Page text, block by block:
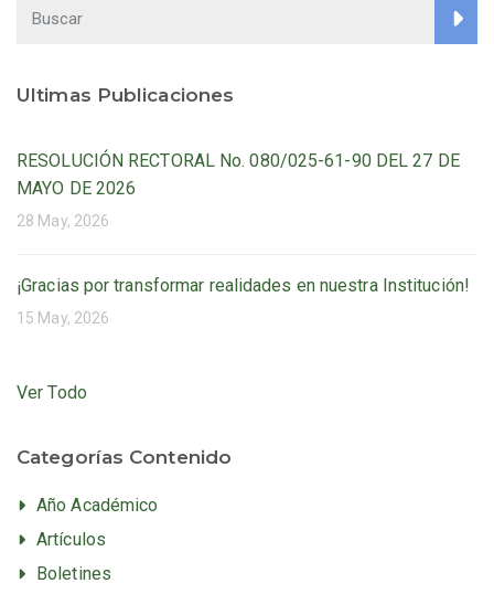
Ultimas Publicaciones
RESOLUCIÓN RECTORAL No. 080/025-61-90 DEL 27 DE
MAYO DE 2026
28 May, 2026
¡Gracias por transformar realidades en nuestra Institución!
15 May, 2026
Ver Todo
Categorías Contenido
Año Académico
Artículos
Boletines